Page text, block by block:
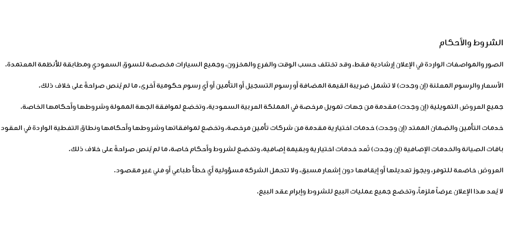
الشروط والأحكام
الصور والمواصفات الواردة في الإعلان إرشادية فقط، وقد تختلف حسب الوقت والفرع والمخزون، وجميع السيارات مخصصة للسوق السعودي ومطابقة للأنظمة المعتمدة.
الأسعار والرسوم المعلنة (إن وجدت) لا تشمل ضريبة القيمة المضافة أو رسوم التسجيل أو التأمين أو أي رسوم حكومية أخرى، ما لم يُنص صراحةً على خلاف ذلك.
جميع العروض التمويلية (إن وجدت) مقدمة من جهات تمويل مرخصة في المملكة العربية السعودية، وتخضع لموافقة الجهة الممولة وشروطها وأحكامها الخاصة.
خدمات التأمين والضمان الممتد (إن وجدت) خدمات اختيارية مقدمة من شركات تأمين مرخصة، وتخضع لموافقاتها وشروطها وأحكامها ونطاق التغطية الواردة في العقود
باقات الصيانة والخدمات الإضافية (إن وجدت) تُعد خدمات اختيارية وبقيمة إضافية، وتخضع لشروط وأحكام خاصة، ما لم يُنص صراحةً على خلاف ذلك.
العروض خاضعة للتوفر، ويجوز تعديلها أو إيقافها دون إشعار مسبق، ولا تتحمل الشركة مسؤولية أي خطأ طباعي أو فني غير مقصود.
لا يُعد هذا الإعلان عرضاً ملزماً، وتخضع جميع عمليات البيع للشروط وإبرام عقد البيع.